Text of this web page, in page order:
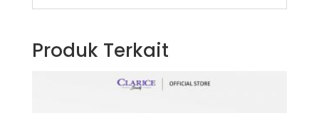
Produk Terkait